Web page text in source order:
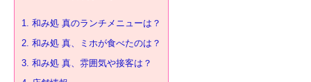
1. 和み処 真のランチメニューは？
2. 和み処 真、ミホが食べたのは？
3. 和み処 真、雰囲気や接客は？